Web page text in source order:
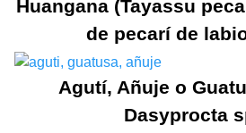
Huangana (Tayassu
de pecarí de
Agutí, Añuje o
Dasyprocta